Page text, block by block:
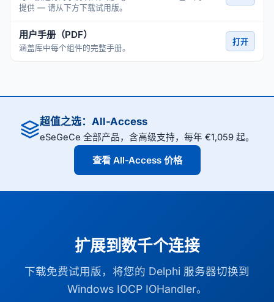
提供 — 请从下方下载试用版。
用户手册（PDF）
涵盖库中每个组件的完整手册。
打开
超值之选：All-Access
eSeGeCe 全部产品，含高级支持，每年 €1,059 起。
查看 All-Access 价格
扩展到数千个连接
下载免费试用版，将您的 Delphi 服务器切换到
Windows IOCP IOHandler。